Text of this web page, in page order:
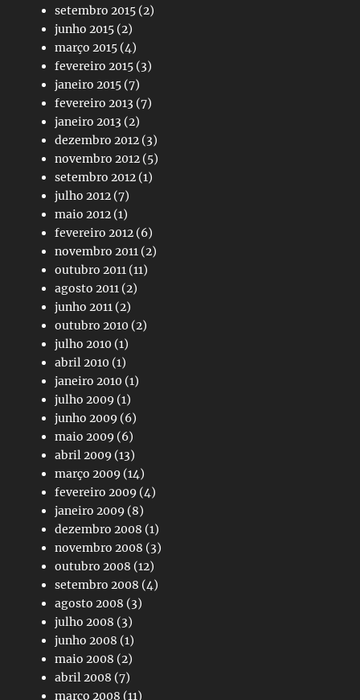
setembro 2015 (2)
junho 2015 (2)
março 2015 (4)
fevereiro 2015 (3)
janeiro 2015 (7)
fevereiro 2013 (7)
janeiro 2013 (2)
dezembro 2012 (3)
novembro 2012 (5)
setembro 2012 (1)
julho 2012 (7)
maio 2012 (1)
fevereiro 2012 (6)
novembro 2011 (2)
outubro 2011 (11)
agosto 2011 (2)
junho 2011 (2)
outubro 2010 (2)
julho 2010 (1)
abril 2010 (1)
janeiro 2010 (1)
julho 2009 (1)
junho 2009 (6)
maio 2009 (6)
abril 2009 (13)
março 2009 (14)
fevereiro 2009 (4)
janeiro 2009 (8)
dezembro 2008 (1)
novembro 2008 (3)
outubro 2008 (12)
setembro 2008 (4)
agosto 2008 (3)
julho 2008 (3)
junho 2008 (1)
maio 2008 (2)
abril 2008 (7)
março 2008 (11)